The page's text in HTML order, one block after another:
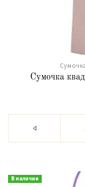
Сумочка
В наличии